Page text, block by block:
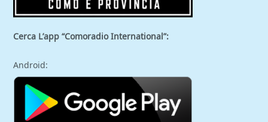
Cerca L’app “Comoradio International”:
Android: